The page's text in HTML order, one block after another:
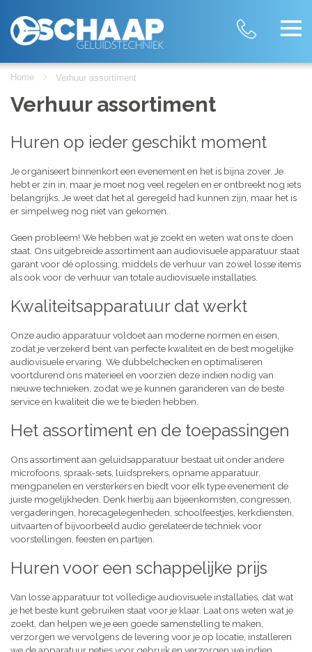
Home Verhuur assortiment
Verhuur assortiment
Huren op ieder geschikt moment
Je organiseert binnenkort een evenement en het is bijna zover. Je
hebt er zin in, maar je moet nog veel regelen en er ontbreekt nog iets
belangrijks. Je weet dat het al geregeld had kunnen zijn, maar het is
er simpelweg nog niet van gekomen..
Geen probleem! We hebben wat je zoekt en weten wat ons te doen
staat. Ons uitgebreide assortiment aan audiovisuele apparatuur staat
garant voor dé oplossing, middels de verhuur van zowel losse items
als ook voor de verhuur van totale audiovisuele installaties.
Kwaliteitsapparatuur dat werkt
Onze audio apparatuur voldoet aan moderne normen en eisen,
zodat je verzekerd bent van perfecte kwaliteit en de best mogelijke
audiovisuele ervaring. We dubbelchecken en optimaliseren
voortdurend ons materieel en voorzien deze indien nodig van
nieuwe technieken, zodat we je kunnen garanderen van de beste
service en kwaliteit die we te bieden hebben.
Het assortiment en de toepassingen
Ons assortiment aan geluidsapparatuur bestaat uit onder andere
microfoons, spraak-sets, luidsprekers, opname apparatuur,
mengpanelen en versterkers en biedt voor elk type evenement de
juiste mogelijkheden. Denk hierbij aan bijeenkomsten, congressen,
vergaderingen, horecagelegenheden, schoolfeestjes, kerkdiensten,
uitvaarten of bijvoorbeeld audio gerelateerde techniek voor
voorstellingen, feesten en partijen.
Huren voor een schappelijke prijs
Van losse apparatuur tot volledige audiovisuele installaties, dat wat
je het beste kunt gebruiken staat voor je klaar. Laat ons weten wat je
zoekt, dan helpen we je een goede samenstelling te maken,
verzorgen we vervolgens de levering voor je op locatie, installeren